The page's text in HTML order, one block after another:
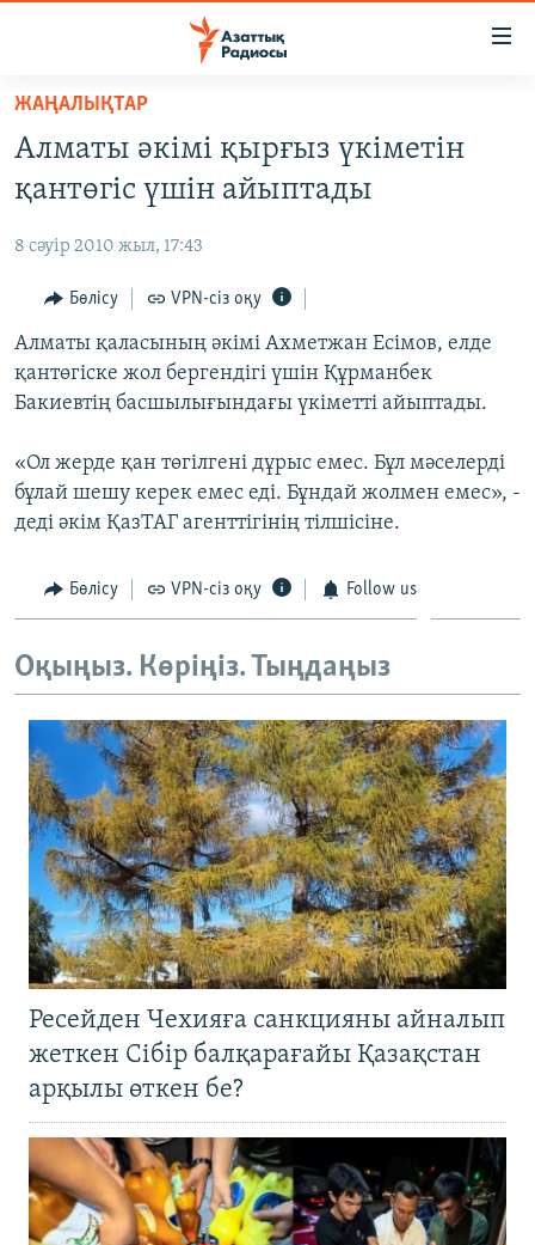
Skip
main
content
to
Navigation
Skip
to
Search
ҚАҢТАР ОҚИҒАСЫ
АДАМ ҚҰҚЫҚТАРЫ
ӘЛЕУМЕТ
ӘЛЕМ
Русский
Басқа тілдерде
ЖАҢАЛЫҚТАР
Алматы әкімі қырғыз үкіметін
қантөгіс үшін айыптады
8 сәуір 2010 жыл, 17:43
Бөлісу VPN-сіз оқу
Алматы қаласының әкімі Ахметжан Есімов, елде
қантөгіске жол бергендігі үшін Құрманбек
Бакиевтің басшылығындағы үкіметті айыптады.
«Ол жерде қан төгілгені дұрыс емес. Бұл мәселерді
бұлай шешу керек емес еді. Бұндай жолмен емес», -
деді әкім ҚазТАГ агенттігінің тілшісіне.
Бөлісу VPN-сіз оқу Follow us
Оқыңыз. Көріңіз. Тыңдаңыз
Ресейден Чехияға санкцияны айналып
жеткен Сібір балқарағайы Қазақстан
арқылы өткен бе?